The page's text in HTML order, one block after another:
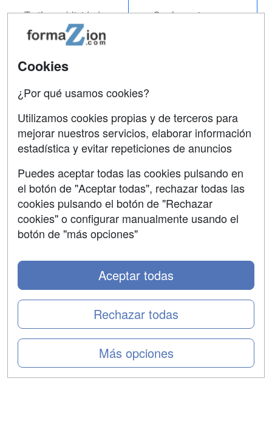
Tarifas publicidad
Acceso Usuarios
Acceso Centros
Conferencias
Contactar
Confidencialidad
Aviso legal
Copyleft
Cookies
¿Por qué usamos cookies?
Utilizamos cookies propias y de terceros para
mejorar nuestros servicios, elaborar información
estadística y evitar repeticiones de anuncios
Puedes aceptar todas las cookies pulsando en
el botón de "Aceptar todas", rechazar todas las
cookies pulsando el botón de "Rechazar
cookies" o configurar manualmente usando el
botón de "más opciones"
Más opciones
Rechazar todas
Aceptar todas